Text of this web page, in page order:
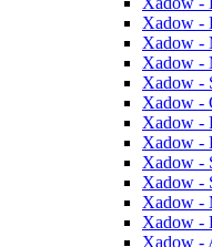
Xadow -
Xadow -
Xadow -
Xadow -
Xadow -
Xadow -
Xadow -
Xadow -
Xadow -
Xadow -
Xadow -
Xadow -